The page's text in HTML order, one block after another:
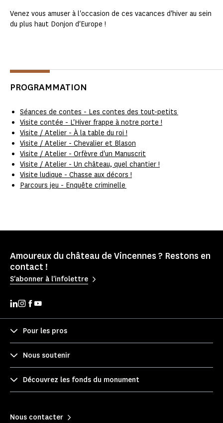
Venez vous amuser à l'occasion de ces vacances d'hiver au sein
du plus haut Donjon d'Europe !
PROGRAMMATION
Séances de contes - Les contes des tout-petits
Visite contée - L'Hiver frappe à notre porte !
Visite / Atelier - À la table du roi !
Visite / Atelier - Chevalier et Blason
Visite / Atelier - Orfèvre d'un Manuscrit
Visite / Atelier - Un château, quel chantier !
Visite ludique - Chasse aux décors !
Parcours jeu - Enquête criminelle
Amoureux du château de Vincennes ? Restons en
contact !
S'abonner à l'infolettre
Pour les pros
Nous soutenir
Découvrez les fonds du monument
Nous contacter